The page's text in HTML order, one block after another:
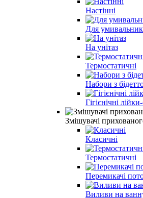
Настінні
Для
На унітаз
Термостатичні
Набори з
Гігієнічні
Змішувачі
Класичні
Термостатичні
Перемикачі
Виливи на